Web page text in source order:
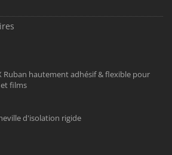
Ruban hautement adhésif & flexible pour
films
d'isolation rigide